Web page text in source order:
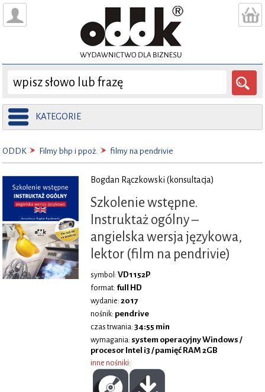
KATEGORIE
ODDK Filmy bhp i ppoż. filmy na pendrivie
Bogdan Rączkowski (konsultacja)
Szkolenie wstępne.
Instruktaż ogólny –
angielska wersja językowa,
lektor (film na pendrivie)
symbol: VD1152P
format: full HD
wydanie: 2017
nośnik: pendrive
czas trwania: 34:55 min
wymagania: system operacyjny Windows /
procesor Intel i3 / pamięć RAM 2GB
inne nośniki: